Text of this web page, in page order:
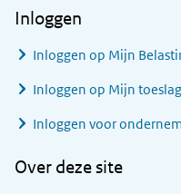
Inloggen
Inloggen op Mijn
Inloggen op Mijn
Inloggen voor
Over deze site